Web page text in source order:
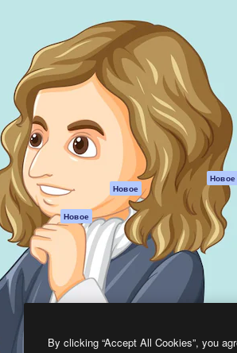
ИИ-помощник
Генератор
изображений ИИ
Генератор видео
ИИ
Генератор голоса
на основе ИИ
Стоковый контент
MCP для
Claude/ChatGPT
Новое
Агенты Новое
API
Мобильное
приложение
Все инструменты
Magnific
Документация по
Пакету ИИ
Служба
поддержки
Условия и
положения
Политика
Оригиналы
Новое
Политика файлов
cookie
Центр доверия
Партнеры
Предприятие
By clicking “Accept All Cookies”, you